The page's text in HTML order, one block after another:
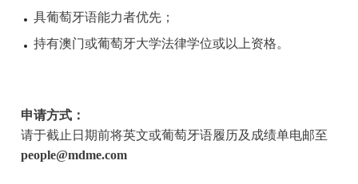
具葡萄牙语能力者优先；
持有澳门或葡萄牙大学法律学位或以上资格。
申请方式：
请于截止日期前将英文或葡萄牙语履历及成绩单电邮至
people@mdme.com